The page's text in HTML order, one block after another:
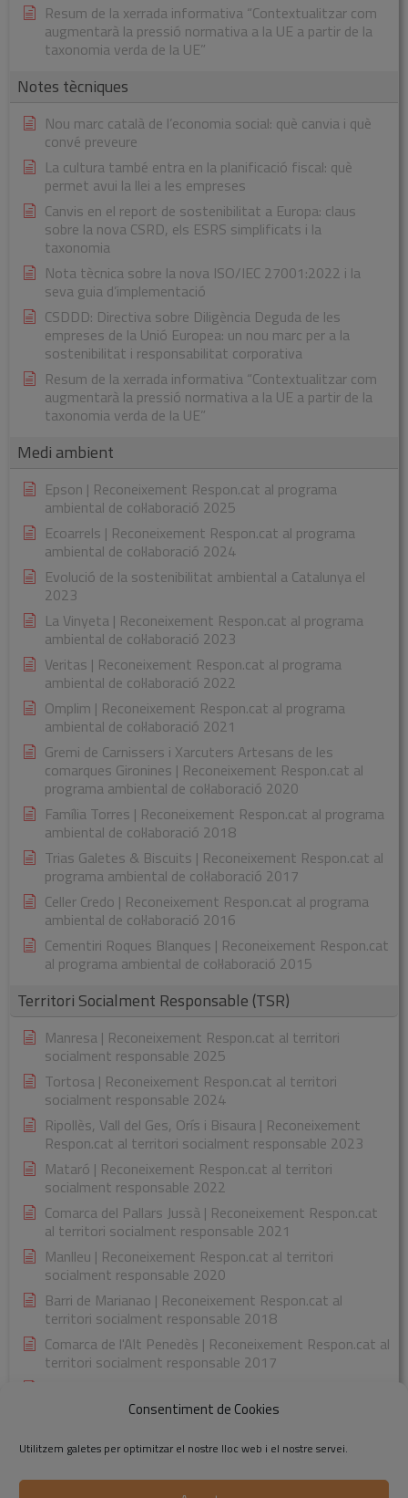
Consentiment de Cookies
Utilitzem galetes per optimitzar el nostre lloc web i el nostre servei.
Resum de la xerrada informativa “Contextualitzar com
augmentarà la pressió normativa a la UE a partir de la
taxonomia verda de la UE”
Notes tècniques
Nou marc català de l’economia social: què canvia i què
convé preveure
La cultura també entra en la planificació fiscal: què
permet avui la llei a les empreses
Canvis en el report de sostenibilitat a Europa: claus
sobre la nova CSRD, els ESRS simplificats i la
taxonomia
Nota tècnica sobre la nova ISO/IEC 27001:2022 i la
seva guia d’implementació
CSDDD: Directiva sobre Diligència Deguda de les
empreses de la Unió Europea: un nou marc per a la
sostenibilitat i responsabilitat corporativa
Resum de la xerrada informativa “Contextualitzar com
augmentarà la pressió normativa a la UE a partir de la
taxonomia verda de la UE”
Medi ambient
Epson | Reconeixement Respon.cat al programa
ambiental de col·laboració 2025
Ecoarrels | Reconeixement Respon.cat al programa
ambiental de col·laboració 2024
Evolució de la sostenibilitat ambiental a Catalunya el
2023
La Vinyeta | Reconeixement Respon.cat al programa
ambiental de col·laboració 2023
Veritas | Reconeixement Respon.cat al programa
ambiental de col·laboració 2022
Omplim | Reconeixement Respon.cat al programa
ambiental de col·laboració 2021
Gremi de Carnissers i Xarcuters Artesans de les
comarques Gironines | Reconeixement Respon.cat al
programa ambiental de col·laboració 2020
Família Torres | Reconeixement Respon.cat al programa
ambiental de col·laboració 2018
Trias Galetes & Biscuits | Reconeixement Respon.cat al
programa ambiental de col·laboració 2017
Celler Credo | Reconeixement Respon.cat al programa
ambiental de col·laboració 2016
Cementiri Roques Blanques | Reconeixement Respon.cat
al programa ambiental de col·laboració 2015
Territori Socialment Responsable (TSR)
Manresa | Reconeixement Respon.cat al territori
socialment responsable 2025
Tortosa | Reconeixement Respon.cat al territori
socialment responsable 2024
Ripollès, Vall del Ges, Orís i Bisaura | Reconeixement
Respon.cat al territori socialment responsable 2023
Mataró | Reconeixement Respon.cat al territori
socialment responsable 2022
Comarca del Pallars Jussà | Reconeixement Respon.cat
al territori socialment responsable 2021
Manlleu | Reconeixement Respon.cat al territori
socialment responsable 2020
Barri de Marianao | Reconeixement Respon.cat al
territori socialment responsable 2018
Comarca de l'Alt Penedès | Reconeixement Respon.cat al
territori socialment responsable 2017
territori socialment responsable 2015